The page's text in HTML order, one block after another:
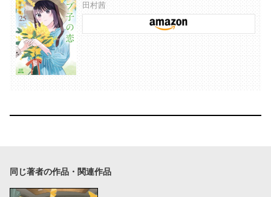
田村茜
同じ著者の作品・関連作品